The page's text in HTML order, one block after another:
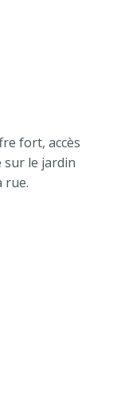
fort, accès
sur le jardin
rue.